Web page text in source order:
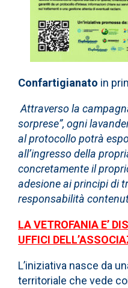
Confartigianato in
Attraverso la
sorprese”, ogni
al protocollo potrà
all’ingresso della
concretamente il
adesione ai principi di
responsabilità
LA VETROFANIA E’
UFFICI
L’iniziativa nasce da
territoriale che vede